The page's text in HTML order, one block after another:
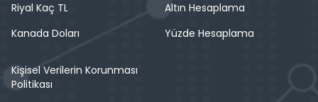
Riyal Kaç TL
Kanada Doları
Altın Hesaplama
Yüzde Hesaplama
Kişisel Verilerin Korunması
Politikası